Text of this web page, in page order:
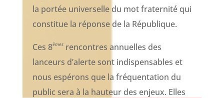
la portée universelle du mot fraternité qui
constitue la réponse de la République.
Ces 8èmesrencontres annuelles des
lanceurs d’alerte sont indispensables et
nous espérons que la fréquentation du
public sera à la hauteur des enjeux. Elles